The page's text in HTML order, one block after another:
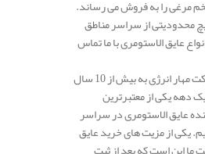
مرغی را به فروش می رساند.
محدودیتی از سراسر مناطق
عایق الاستومری با ما تماس
سابقه فعالیت شرکت مهار انرژی به بیش از 10 سال
دهه یکی از معتبرترین
عایق الاستومری در سراسر
یکی از مزیت های خرید عایق